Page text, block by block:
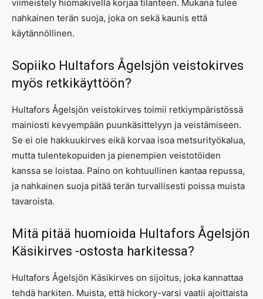
viimeistely hiomakivellä korjaa tilanteen. Mukana tulee
nahkainen terän suoja, joka on sekä kaunis että
käytännöllinen.
Sopiiko Hultafors Ågelsjön veistokirves
myös retkikäyttöön?
Hultafors Ågelsjön veistokirves toimii retkiympäristössä
mainiosti kevyempään puunkäsittelyyn ja veistämiseen.
Se ei ole hakkuukirves eikä korvaa isoa metsurityökalua,
mutta tulentekopuiden ja pienempien veistotöiden
kanssa se loistaa. Paino on kohtuullinen kantaa repussa,
ja nahkainen suoja pitää terän turvallisesti poissa muista
tavaroista.
Mitä pitää huomioida Hultafors Ågelsjön
Käsikirves -ostosta harkitessa?
Hultafors Ågelsjön Käsikirves on sijoitus, joka kannattaa
tehdä harkiten. Muista, että hickory-varsi vaatii ajoittaista